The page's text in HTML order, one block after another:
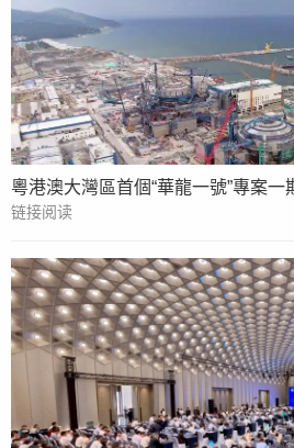
粵港澳大灣區首個“華龍一號”專案一
链接阅读